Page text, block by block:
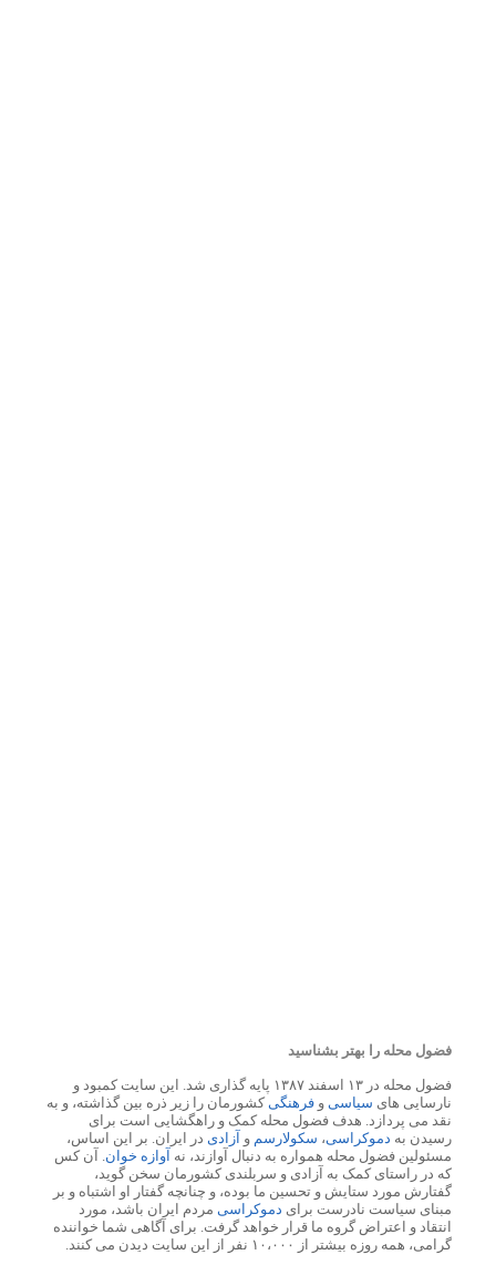
فضول محله را بهتر بشناسید
فضول محله در ۱۳ اسفند ۱۳۸۷ پایه گذاری شد. این سایت کمبود و
نارسایی های سیاسی و فرهنگیکشورمان را زیر ذره بین گذاشته، و به
نقد می پردازد. هدف فضول محله کمک و راهگشایی است برای
رسیدن به دموکراسی، سکولارسم و آزادی در ایران. بر این اساس،
مسئولین فضول محله همواره به دنبال آوازند، نه آوازه خوان. آن کس
که در راستای کمک به آزادی و سربلندی کشورمان سخن گوید،
گفتارش مورد ستایش و تحسین ما بوده، و چنانچه گفتار او اشتباه و بر
مبنای سیاست نادرست برای دموکراسی مردم ایران باشد، مورد
انتقاد و اعتراض گروه ما قرار خواهد گرفت. برای آگاهی شما خواننده
گرامی، همه روزه بیشتر از ۱۰،۰۰۰ نفر از این سایت دیدن می کنند.